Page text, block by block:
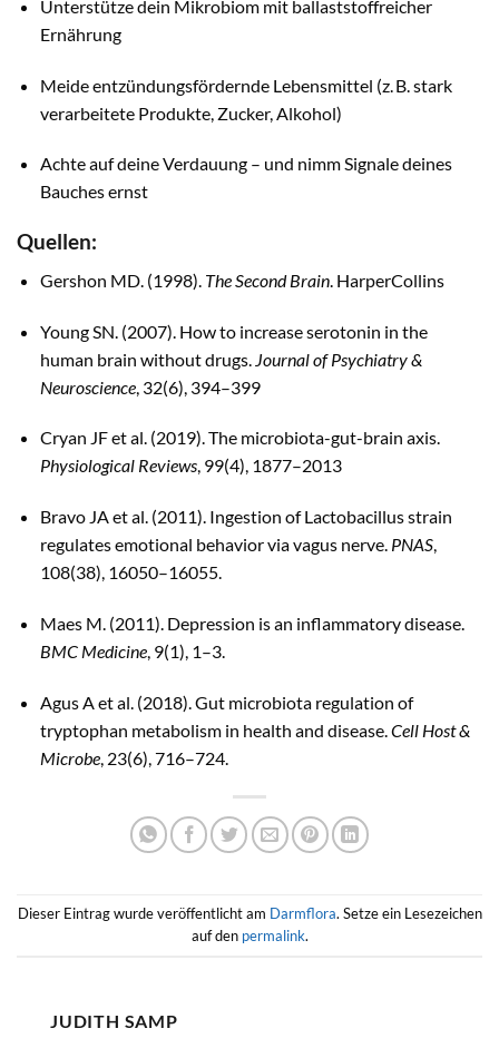
Unterstütze dein Mikrobiom mit ballaststoffreicher
Ernährung
Meide entzündungsfördernde Lebensmittel (z. B. stark
verarbeitete Produkte, Zucker, Alkohol)
Achte auf deine Verdauung – und nimm Signale deines
Bauches ernst
Quellen:
Gershon MD. (1998). The Second Brain. HarperCollins
Young SN. (2007). How to increase serotonin in the
human brain without drugs. Journal of Psychiatry &
Neuroscience, 32(6), 394–399
Cryan JF et al. (2019). The microbiota-gut-brain axis.
Physiological Reviews, 99(4), 1877–2013
Bravo JA et al. (2011). Ingestion of Lactobacillus strain
regulates emotional behavior via vagus nerve. PNAS,
108(38), 16050–16055.
Maes M. (2011). Depression is an inflammatory disease.
BMC Medicine, 9(1), 1–3.
Agus A et al. (2018). Gut microbiota regulation of
tryptophan metabolism in health and disease.Cell Host &
Microbe, 23(6), 716–724.
Dieser Eintrag wurde veröffentlicht am Darmflora. Setze ein Lesezeichen
auf den permalink.
JUDITH SAMP